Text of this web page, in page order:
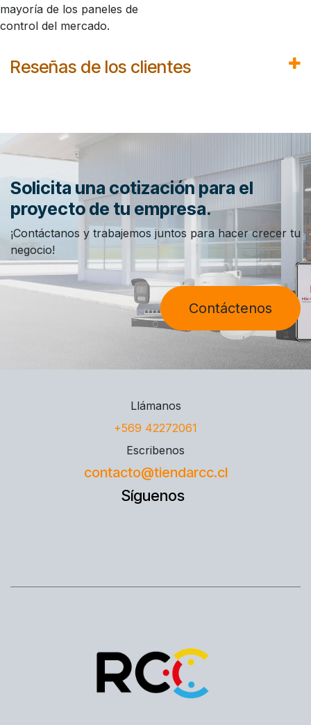
mayoría de los paneles de
control del mercado.
Reseñas de los clientes
Solicita una cotización para el
proyecto de tu empresa.
¡Contáctanos y trabajemos juntos para hacer crecer tu
negocio!
Contáctenos
Llámanos
+569 42272061
Escribenos
contacto@tiendarcc.cl
Síguenos